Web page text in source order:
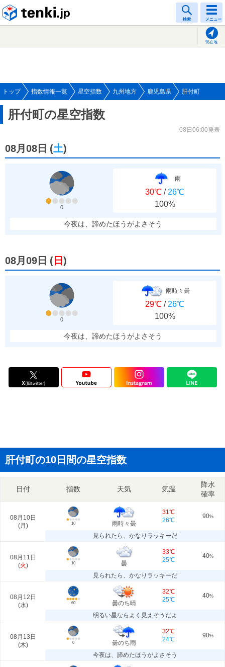
検索 メニュー
現在地
トップ 指数情報一覧 星空指数 九州地方 鹿児島県 肝付町
肝付町の星空指数
08日06:00発表
08月08日 (土)
0
雨
30℃ / 26℃
100%
今夜は、諦めたほうがよさそう
08月09日 ( 日 )
0
雨時々曇
29℃ / 26℃
100%
今夜は、諦めたほうがよさそう
肝付町の10日間の星空指数
日付 指数 天気 気温
降水
確率
08月10日
(月 ) 10 雨時々曇
31℃
26℃
90%
見られたら、かなりラッキーだ
08月11日
(火) 10 曇
33℃
25℃
40%
見られたら、かなりラッキーだ
08月12日
(水) 60 曇のち晴
32℃
25℃
40%
明るい星ならよく見えそうだよ
08月13日
(木) 0 曇のち雨
32℃
24℃
90%
今夜は、諦めたほうがよさそう